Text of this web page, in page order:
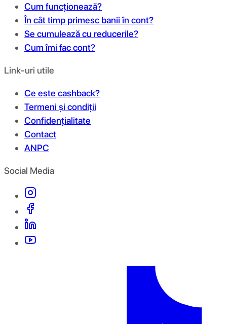
Cum funcționează?
În cât timp primesc banii în cont?
Se cumulează cu reducerile?
Cum îmi fac cont?
Link-uri utile
Ce este cashback?
Termeni și condiții
Confidențialitate
Contact
ANPC
Social Media